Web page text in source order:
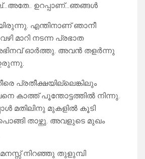
ഉറപ്പാണ്…ഞങ്ങൾ
എന്തിനാണ് ഞാനീ
മാറി നടന്ന പ്രഭാത
ഓർത്തു. അവൻ തളർന്നു
പ്രതീക്ഷയില്ലെങ്കിലും
കാത്ത് പൂന്തോട്ടത്തിൽ നിന്നു.
മതിലിനു മുകളിൽ കൂടി
താഴ്ന്നു. അവളുടെ മുഖം
നിറഞ്ഞു തുളുമ്പി